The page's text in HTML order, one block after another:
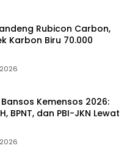
Rubicon Carbon,
Karbon Biru 70.000
Kemensos 2026:
BPNT, dan PBI-JKN Lewat